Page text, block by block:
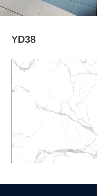
YD38